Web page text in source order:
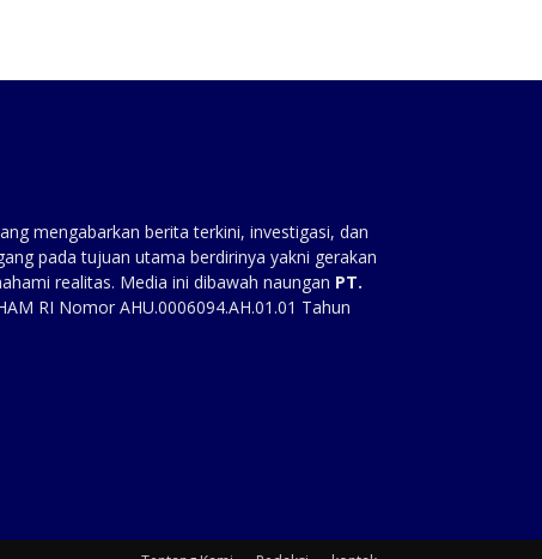
mengabarkan berita terkini, investigasi, dan
pada tujuan utama berdirinya yakni gerakan
realitas. Media ini dibawah naungan PT.
RI Nomor AHU.0006094.AH.01.01 Tahun